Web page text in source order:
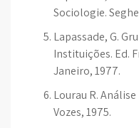
Sociologie.
Lapassade, G.
Instituições. Ed.
Janeiro, 1977.
Lourau R.
Vozes, 1975.